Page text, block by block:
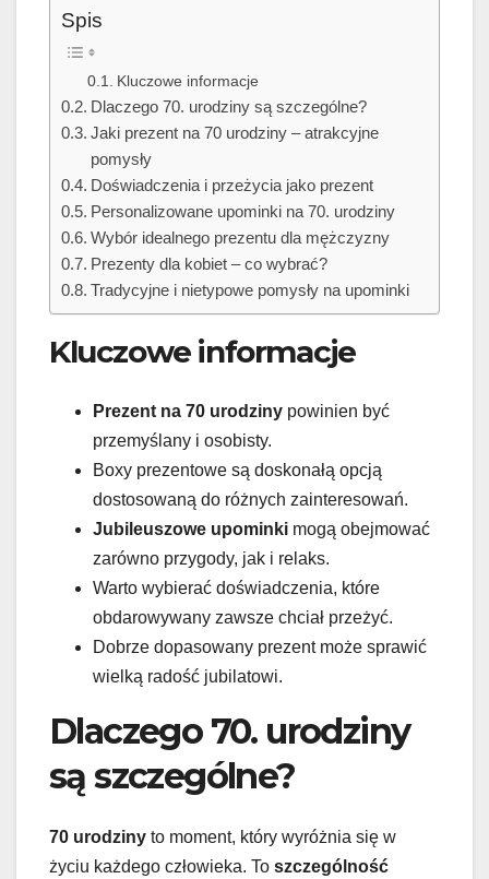
Spis
Kluczowe informacje
Dlaczego 70. urodziny są szczególne?
Jaki prezent na 70 urodziny – atrakcyjne
pomysły
Doświadczenia i przeżycia jako prezent
Personalizowane upominki na 70. urodziny
Wybór idealnego prezentu dla mężczyzny
Prezenty dla kobiet – co wybrać?
Tradycyjne i nietypowe pomysły na upominki
Kluczowe informacje
Prezent na 70 urodziny powinien być
przemyślany i osobisty.
Boxy prezentowe są doskonałą opcją
dostosowaną do różnych zainteresowań.
Jubileuszowe upominki mogą obejmować
zarówno przygody, jak i relaks.
Warto wybierać doświadczenia, które
obdarowywany zawsze chciał przeżyć.
Dobrze dopasowany prezent może sprawić
wielką radość jubilatowi.
Dlaczego 70. urodziny
są szczególne?
70 urodziny to moment, który wyróżnia się w
życiu każdego człowieka. To szczególność